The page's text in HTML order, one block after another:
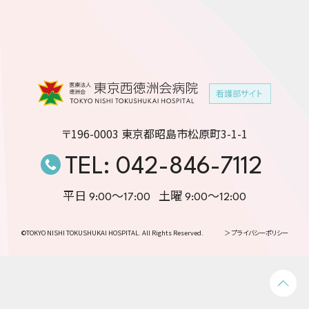
〒196-0003 東京都昭島市松原町3-1-1
TEL: 042-846-7112
平日 9:00〜17:00 土曜 9:00〜12:00
©TOKYO NISHI TOKUSHUKAI HOSPITAL. All Rights Reserved. ＞ プライバシーポリシー